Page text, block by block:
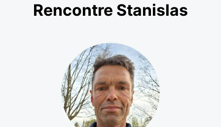
Rencontre Stanislas